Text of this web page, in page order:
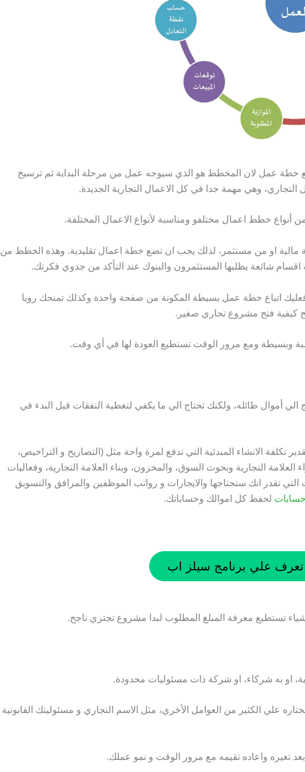
خطة عمل لان المخطط هو الذي سيوجه عمل من مرحلة البداية ثم ترسيخ
وهي مهمة جدا في كل الاعمال التجارية الجديدة.
أنواع خطط اعمال مختلفو ومناسبة لأنواع الاعمال المختلفة.
او من مستثمر، لذلك يجب ان تضع خطة اعمال تقليدية. وهذه الخطط من
شائعة يطلبها المستثمرون والبنوك عند التأكد من جدوي فكرتك.
فعليك اتباع خطة عمل بسيطة المكونة من صفحة واحدة وكذلك تمنحك رويا
كيفية فتح مشروع تجاري صغير.
وبسيطة ومع مرور الوقت تستطيع العودة لها في أي وقت.
أموال طائله، ولكنك تحتاج الي ما يكفي لتغطية النفقات قبل البدء في
تكلفة الانشاء المبدئية التي تدفع لمرة واحة مثل (التصاريح و التراخيص،
العلامة التجارية وبحوث السوق، والمخزون، وبناء العلامة التجارية، وفعاليات
التي تقدر انك ستحتاجها والايجارات و رواتب الموظفين والمرافق والتسويق
لحفظ كل اموالك وحساباتك.
تعرف علي برنامج سيلز اب
تستطيع معرفة المبلغ المطلوب لبدا مشروع تجتري ناجح.
او به شركاء، او شركة ذات مسئوليات محدودة.
علي الكثير من العوامل الأخري، مثل الاسم التجاري و مسئوليتك القانونية
تغيره واعاده تقيمه مع مرور الوقت و نمو عملك.